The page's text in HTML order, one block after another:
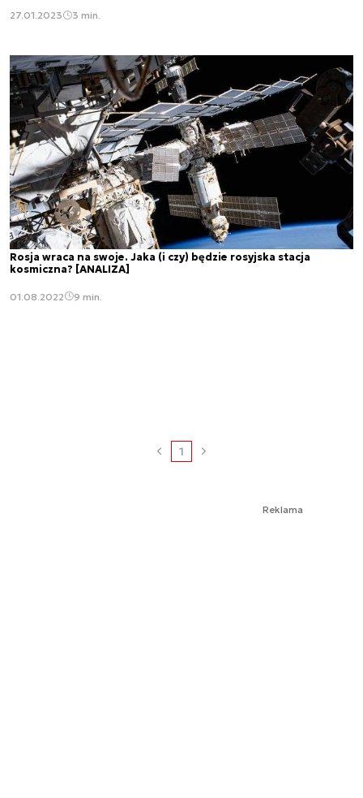
27.01.2023 3 min.
Rosja wraca na swoje. Jaka (i czy) będzie rosyjska stacja
kosmiczna? [ANALIZA]
01.08.2022 9 min.
1
Reklama